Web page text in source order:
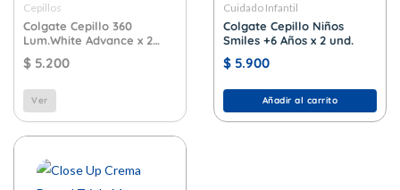
Cepillos
Colgate Cepillo 360
Lum.White Advance x 2
und.
$ 5.200
Ver
Cuidado Infantil
Colgate Cepillo Niños
Smiles +6 Años x 2 und.
$ 5.900
Añadir al carrito